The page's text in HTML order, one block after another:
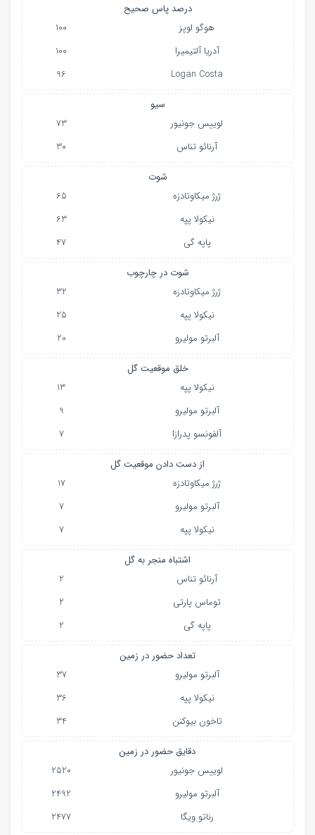
درصد پاس صحیح
هوگو لوپز
100
آدریا آلتیمیرا
100
Logan Costa
96
سیو
لوییس جونیور
73
آرنائو تناس
30
شوت
ژرژ میکاوتادزه
65
نیکولا پپه
63
پاپه گی
47
شوت در چارچوب
ژرژ میکاوتادزه
32
نیکولا پپه
25
آلبرتو مولیرو
20
خلق موقعیت گل
نیکولا پپه
13
آلبرتو مولیرو
9
آلفونسو پدرازا
7
از دست دادن موقعیت گل
ژرژ میکاوتادزه
17
آلبرتو مولیرو
7
نیکولا پپه
7
اشتباه منجر به گل
آرنائو تناس
2
توماس پارتی
2
پاپه گی
2
تعداد حضور در زمین
آلبرتو مولیرو
37
نیکولا پپه
36
تاخون بیوکنن
34
دقایق حضور در زمین
لوییس جونیور
2520
آلبرتو مولیرو
2492
رناتو ویگا
2477